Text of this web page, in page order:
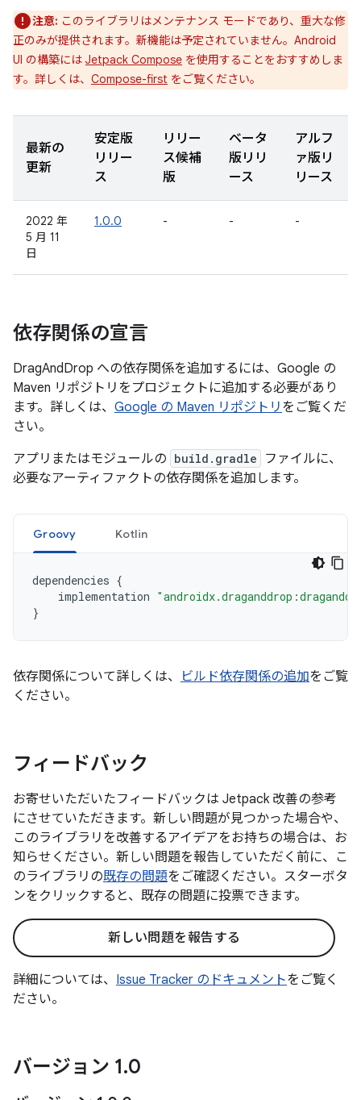
注意: このライブラリはメンテナンス モードであり、重大な修
正のみが提供されます。新機能は予定されていません。Android
UI の構築には Jetpack Compose を使用することをおすすめしま
す。詳しくは、 Compose-first をご覧ください。
最新の
更新
安定版
リリー
ス
リリー
ス候補
版
ベータ
版リリ
ース
アルフ
ァ版リ
リース
2022 年
5 月 11
日
1.0.0 - - -
依存関係の宣言
DragAndDrop への依存関係を追加するには、Google の
Maven リポジトリをプロジェクトに追加する必要があり
ます。詳しくは、 Google の Maven リポジトリ をご覧くだ
さい。
アプリまたはモジュールの build.gradle
ファイルに、
必要なアーティファクトの依存関係を追加します。
Groovy Kotlin
dependencies {
implementation
}
依存関係について詳しくは、 ビルド依存関係の追加をご覧
ください。
フィードバック
お寄せいただいたフィードバックは Jetpack 改善の参考
にさせていただきます。新しい問題が見つかった場合や、
このライブラリを改善するアイデアをお持ちの場合は、お
知らせください。新しい問題を報告していただく前に、こ
のライブラリの既存の問題をご確認ください。スターボタ
ンをクリックすると、既存の問題に投票できます。
新しい問題を報告する
詳細については、 Issue Tracker のドキュメントをご覧く
ださい。
バージョン 1.0